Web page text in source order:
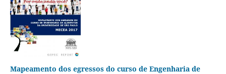
Mapeamento dos egressos do curso de Engenharia de